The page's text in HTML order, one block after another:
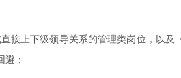
上下级领导关系的管理类岗位，以及
；